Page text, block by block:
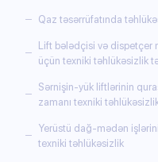
Qaz təsərrüfatında
Lift bələdçisi və
üçün texniki təhlükəsizlik
Sərnişin-yük liftlərinin
zamanı texniki
Yerüstü dağ-mədən
texniki təhlükəsizlik